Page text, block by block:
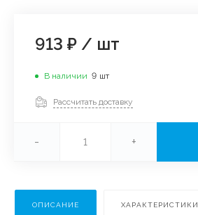
913 ₽ / шт
В наличии 9 шт
Рассчитать доставку
- +
ОПИСАНИЕ ХАРАКТЕРИСТИКИ